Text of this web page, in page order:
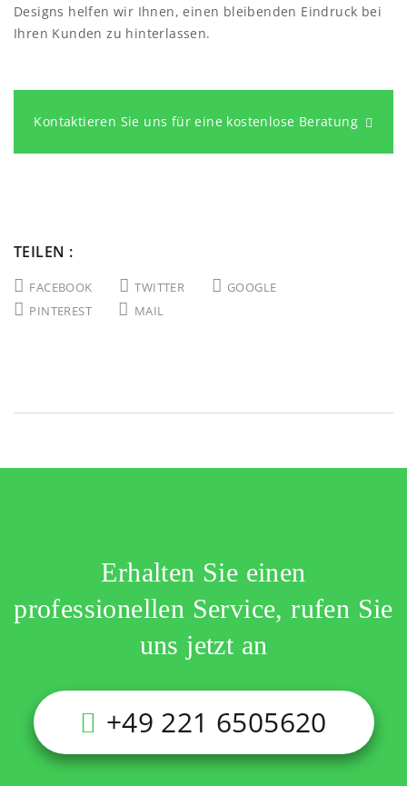
Designs helfen wir Ihnen, einen bleibenden Eindruck bei
Ihren Kunden zu hinterlassen.
Kontaktieren Sie uns für eine kostenlose Beratung
TEILEN :
FACEBOOK TWITTER
GOOGLE
PINTEREST
MAIL
Erhalten Sie einen
professionellen Service, rufen Sie
uns jetzt an
+49 221 6505620